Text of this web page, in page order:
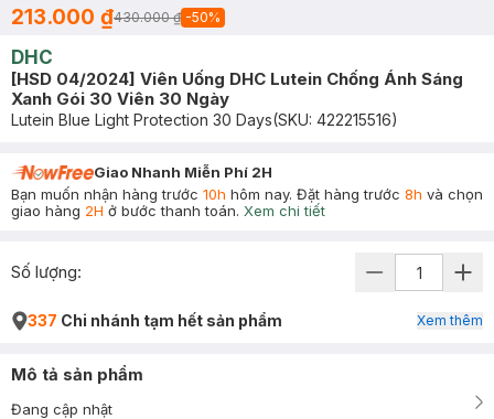
213.000 ₫430.000 ₫ -50%
DHC
[HSD 04/2024] Viên Uống DHC Lutein Chống Ánh Sáng
Xanh Gói 30 Viên 30 Ngày
Lutein Blue Light Protection 30 Days(SKU: 422215516)
Giao Nhanh Miễn Phí 2H
Bạn muốn nhận hàng trước 10h hôm nay. Đặt hàng trước 8h và chọn
giao hàng 2H ở bước thanh toán. Xem chi tiết
Số lượng:
337 Chi nhánh tạm hết sản phẩm Xem thêm
Mô tả sản phẩm
Đang cập nhật